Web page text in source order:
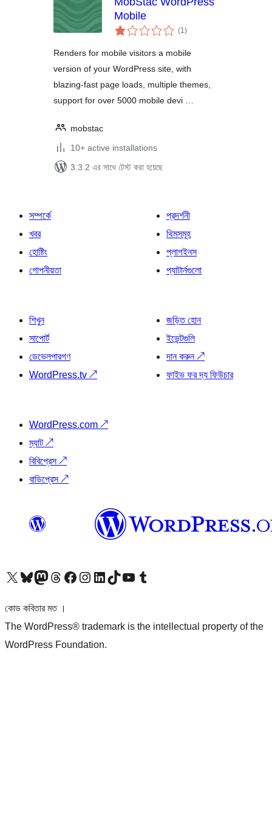
Mobile
(1total
ratings
)
Renders for mobile visitors a mobile
version of your WordPress site, with
blazing-fast page loads, multiple themes,
support for over 5000 mobile devi …
mobstac
10+ active installations
3.3.2 এর সাথে টেস্ট করা হয়েছে
সম্পর্কে
খবর
হোষ্টিং
গোপনীয়তা
প্রদর্শনী
থিমসমূহ
প্লাগইনস
প্যাটার্নগুলো
শিখুন
সাপোর্ট
ডেভেলপারগণ
WordPress.tv ↗
জড়িত হোন
ইভেন্টগুলি
দান করুন↗
ফাইভ ফর দ্য ফিউচার
WordPress.com ↗
ম্যাট↗
বিবিপ্রেস↗
বাডিপ্রেস↗
আমাদের X (আগের টুইটার) অ্যাকাউন্টে যানআমাদের Bluesky অ্যাকাউন্টটি দেখুনআমাদের মাস্টোডন অ্যাকাউন্টটি দেখুনআমাদের থ্রেডস অ্যাকাউন্টটি দেখুনআমাদের ফেসবুক পেজ দেখুনআমাদের ইন্সটাগ্রাম অ্যাকাউন্ট দেখুনআমাদের লিঙ্কডইন অ্যাকাউন্টে যানআমাদের TikTok অ্যাকাউন্টটি দেখুনআমাদের ইউটিউব চ্যানেলে যান আমাদের টাম্বলার অ্যাকাউন্ট দেখুন
কোড কবিতার মত ।
The WordPress® trademark is the intellectual property of the
WordPress Foundation.